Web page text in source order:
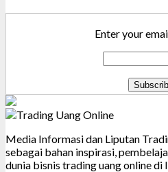
Enter your
Media Informasi dan Liputan
sebagai bahan inspirasi,
dunia bisnis trading uang online di